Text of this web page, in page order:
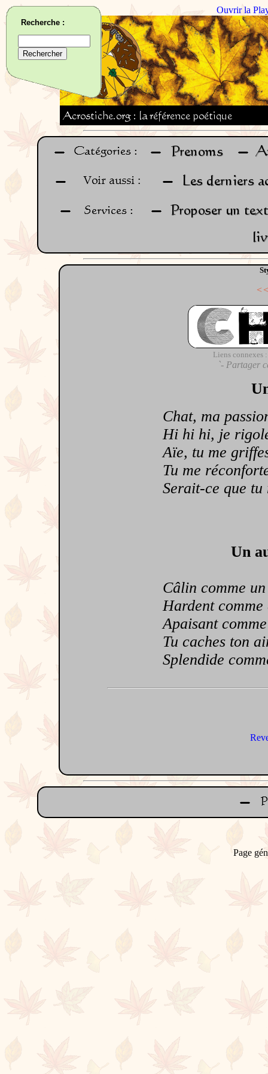
Ouvrir la
Liens connexes :
`- Partager
Chat, ma
Hi hi hi, je rigole
Aïe, tu me
Tu me
Serait-ce que tu
Un
Câlin comme un
Hardent comme
Apaisant comme
Tu caches ton
Splendide
Recherche :
Page